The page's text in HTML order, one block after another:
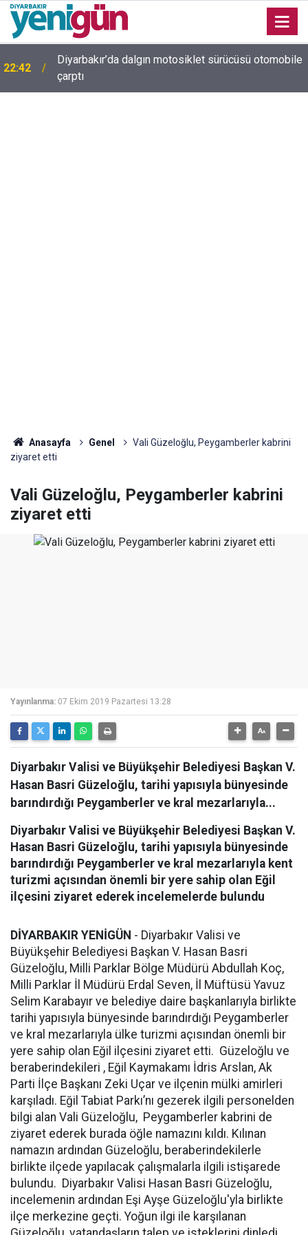
22:42
Diyarbakır’da dalgın motosiklet sürücüsü otomobile
çarptı
22:37
Diyarbakır trafiğinde şaşırtan görüntü: Dönüp dönüp
baktılar
Anasayfa Genel
Vali Güzeloğlu, Peygamberler kabrini
ziyaret etti
Vali Güzeloğlu, Peygamberler kabrini
ziyaret etti
Yayınlanma: 07 Ekim 2019 Pazartesi 13:28
Diyarbakır Valisi ve Büyükşehir Belediyesi Başkan V.
Hasan Basri Güzeloğlu, tarihi yapısıyla bünyesinde
barındırdığı Peygamberler ve kral mezarlarıyla...
Diyarbakır Valisi ve Büyükşehir Belediyesi Başkan V.
Hasan Basri Güzeloğlu, tarihi yapısıyla bünyesinde
barındırdığı Peygamberler ve kral mezarlarıyla kent
turizmi açısından önemli bir yere sahip olan Eğil
ilçesini ziyaret ederek incelemelerde bulundu
DİYARBAKIR YENİGÜN - Diyarbakır Valisi ve
Büyükşehir Belediyesi Başkan V. Hasan Basri
Güzeloğlu, Milli Parklar Bölge Müdürü Abdullah Koç,
Milli Parklar İl Müdürü Erdal Seven, İl Müftüsü Yavuz
Selim Karabayır ve belediye daire başkanlarıyla birlikte
tarihi yapısıyla bünyesinde barındırdığı Peygamberler
ve kral mezarlarıyla ülke turizmi açısından önemli bir
yere sahip olan Eğil ilçesini ziyaret etti. Güzeloğlu ve
beraberindekileri , Eğil Kaymakamı İdris Arslan, Ak
Parti İlçe Başkanı Zeki Uçar ve ilçenin mülki amirleri
karşıladı. Eğil Tabiat Parkı’nı gezerek ilgili personelden
bilgi alan Vali Güzeloğlu, Peygamberler kabrini de
ziyaret ederek burada öğle namazını kıldı. Kılınan
namazın ardından Güzeloğlu, beraberindekilerle
birlikte ilçede yapılacak çalışmalarla ilgili istişarede
bulundu. Diyarbakır Valisi Hasan Basri Güzeloğlu,
incelemenin ardından Eşi Ayşe Güzeloğlu'yla birlikte
ilçe merkezine geçti. Yoğun ilgi ile karşılanan